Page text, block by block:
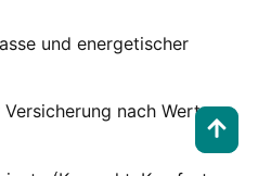
und ener­ge­ti­scher
nach Wert